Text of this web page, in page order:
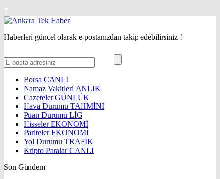
Haberleri güncel olarak e-postanızdan takip edebilirsiniz !
Borsa CANLI
Namaz Vakitleri ANLIK
GazetelerGÜNLÜK
Hava Durumu TAHMİNİ
Puan Durumu LİG
HisselerEKONOMİ
ParitelerEKONOMİ
Yol Durumu TRAFİK
Kripto ParalarCANLI
Son Gündem